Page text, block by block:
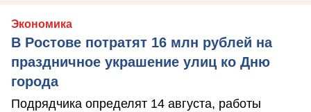
Экономика
В Ростове потратят 16 млн рублей на
праздничное украшение улиц ко Дню
города
Подрядчика определят 14 августа, работы